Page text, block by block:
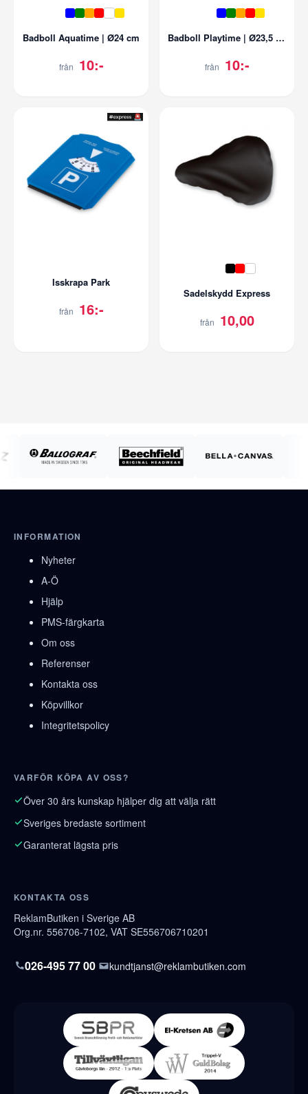
Badboll Aquatime | Ø24 cm
från 10:-
Badboll Playtime | Ø23,5 cm
från 10:-
Isskrapa Park
från 16:-
Sadelskydd Express
från 10,00
INFORMATION
Nyheter
A-Ö
Hjälp
PMS-färgkarta
Om oss
Referenser
Kontakta oss
Köpvillkor
Integritetspolicy
VARFÖR KÖPA AV OSS?
Över 30 års kunskap hjälper dig att välja rätt
Sveriges bredaste sortiment
Garanterat lägsta pris
KONTAKTA OSS
ReklamButiken i Sverige AB
Org.nr. 556706-7102, VAT SE556706710201
026-495 77 00 kundtjanst@reklambutiken.com